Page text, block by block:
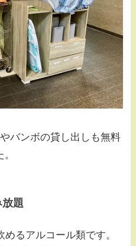
バンボの貸し出しも無料
題
るアルコール類です。